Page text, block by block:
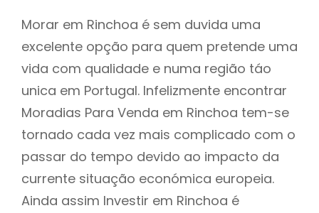
Morar em Rinchoa é sem duvida uma
excelente opção para quem pretende uma
vida com qualidade e numa região táo
unica em Portugal. Infelizmente encontrar
Moradias Para Venda em Rinchoa tem-se
tornado cada vez mais complicado com o
passar do tempo devido ao impacto da
currente situação económica europeia.
Ainda assim Investir em Rinchoa é